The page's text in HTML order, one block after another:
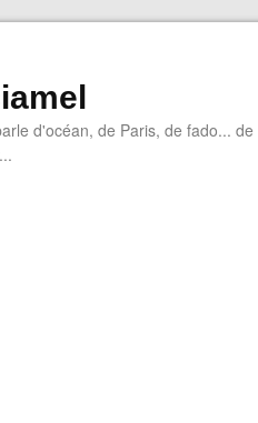
d'océan, de Paris, de fado...